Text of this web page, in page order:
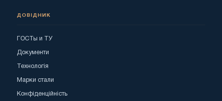
ДОВІДНИК
ГОСТы и ТУ
Документи
Технологія
Марки стали
Конфіденційність